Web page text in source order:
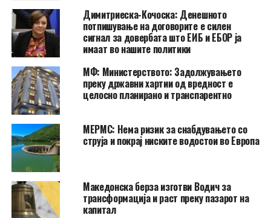
Димитриеска-Кочоска: Денешното
потпишување на договорите е силен
сигнал за довербата што ЕИБ и ЕБОР ја
имаат во нашите политики
МФ: Министерството: Задолжувањето
преку државни хартии од вредност е
целосно планирано и транспарентно
МЕРМС: Нема ризик за снабдувањето со
струја и покрај ниските водостои во Европа
Македонска берза изготви Водич за
трансформација и раст преку пазарот на
капитал